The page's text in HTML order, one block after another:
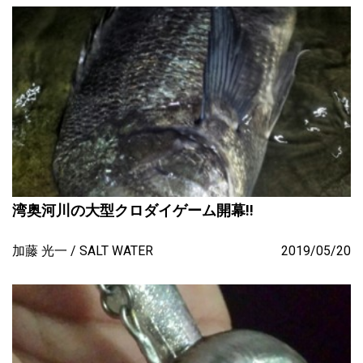
湾奥河川の大型クロダイゲーム開幕!!
加藤 光一 SALT WATER 2019/05/20